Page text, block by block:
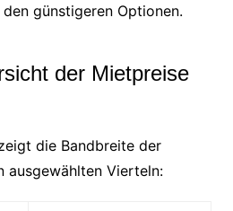
günstigeren Optionen.
der Mietpreise
die Bandbreite der
ausgewählten Vierteln: